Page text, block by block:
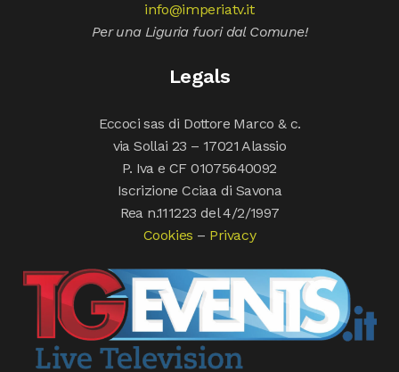
info@imperiatv.it
Per una Liguria fuori dal Comune!
Legals
Eccoci sas di Dottore Marco & c.
via Sollai 23 – 17021 Alassio
P. Iva e CF 01075640092
Iscrizione Cciaa di Savona
Rea n.111223 del 4/2/1997
Cookies – Privacy